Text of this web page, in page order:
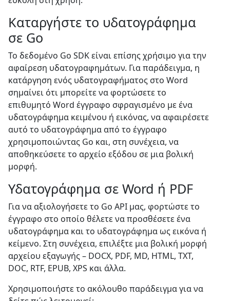
Καταργήστε το υδατογράφημα
σε Go
Το δεδομένο Go SDK είναι επίσης χρήσιμο για την
αφαίρεση υδατογραφημάτων. Για παράδειγμα, η
κατάργηση ενός υδατογραφήματος στο Word
σημαίνει ότι μπορείτε να φορτώσετε το
επιθυμητό Word έγγραφο σφραγισμένο με ένα
υδατογράφημα κειμένου ή εικόνας, να αφαιρέσετε
αυτό το υδατογράφημα από το έγγραφο
χρησιμοποιώντας Go και, στη συνέχεια, να
αποθηκεύσετε το αρχείο εξόδου σε μια βολική
μορφή.
Υδατογράφημα σε Word ή PDF
Για να αξιολογήσετε το Go API μας, φορτώστε το
έγγραφο στο οποίο θέλετε να προσθέσετε ένα
υδατογράφημα και το υδατογράφημα ως εικόνα ή
κείμενο. Στη συνέχεια, επιλέξτε μια βολική μορφή
αρχείου εξαγωγής – DOCX, PDF, MD, HTML, TXT,
DOC, RTF, EPUB, XPS και άλλα.
Χρησιμοποιήστε το ακόλουθο παράδειγμα για να